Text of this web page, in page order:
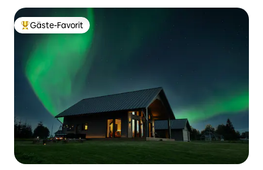
Beliebter Gäste-Favorit.
Gäste-Favorit